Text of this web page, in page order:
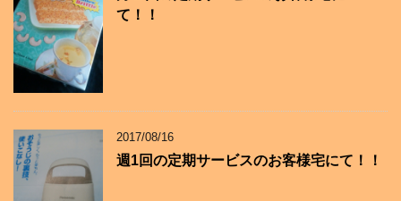
て！！
2017/08/16
週1回の定期サービスのお客様宅にて！！